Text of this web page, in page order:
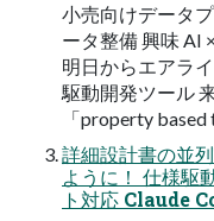
⼩売向けデータ
ータ整備 興味 AI
明⽇からエアラ
駆動開発ツール
「property
詳細設計書の並
ように！ 仕様
ト対応 Claude